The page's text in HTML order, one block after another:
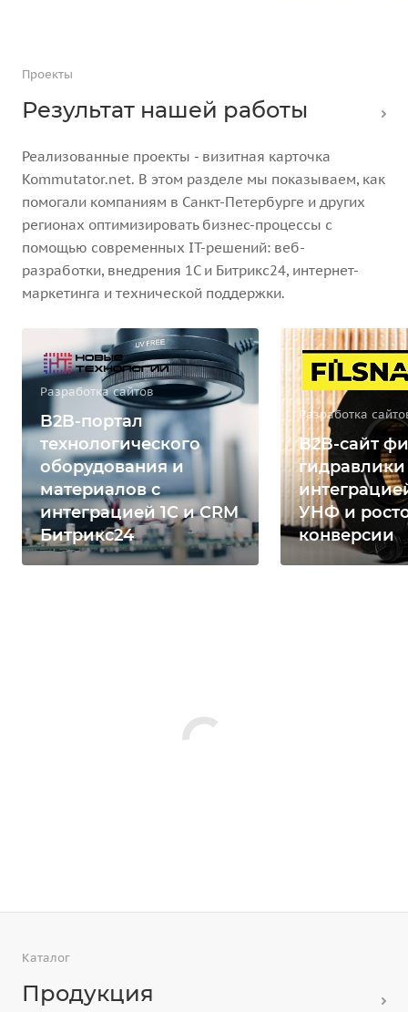
Проекты
Результат нашей работы
Реализованные проекты - визитная карточка
Kommutator.net. В этом разделе мы показываем, как
помогали компаниям в Санкт-Петербурге и других
регионах оптимизировать бизнес-процессы с
помощью современных IT-решений: веб-
разработки, внедрения 1С и Битрикс24, интернет-
маркетинга и технической поддержки.
Разработка сайтов
B2B-портал
технологического
оборудования и
материалов с
интеграцией 1С и CRM
Битрикс24
Разработка
B2B-сайт
гидравлики
УНФ и
конверсии
Каталог
Продукция